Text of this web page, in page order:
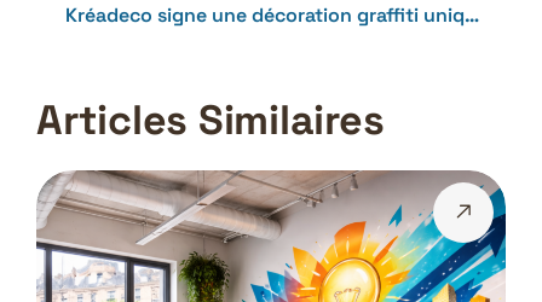
Kréadeco signe une décoration graffiti unique
Articles Similaires